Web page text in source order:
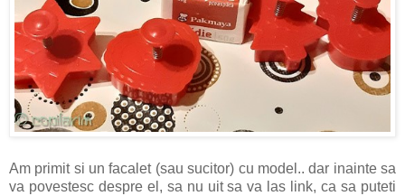
Am primit si un facalet (sau sucitor) cu model.. dar inainte sa
va povestesc despre el, sa nu uit sa va las link, ca sa puteti